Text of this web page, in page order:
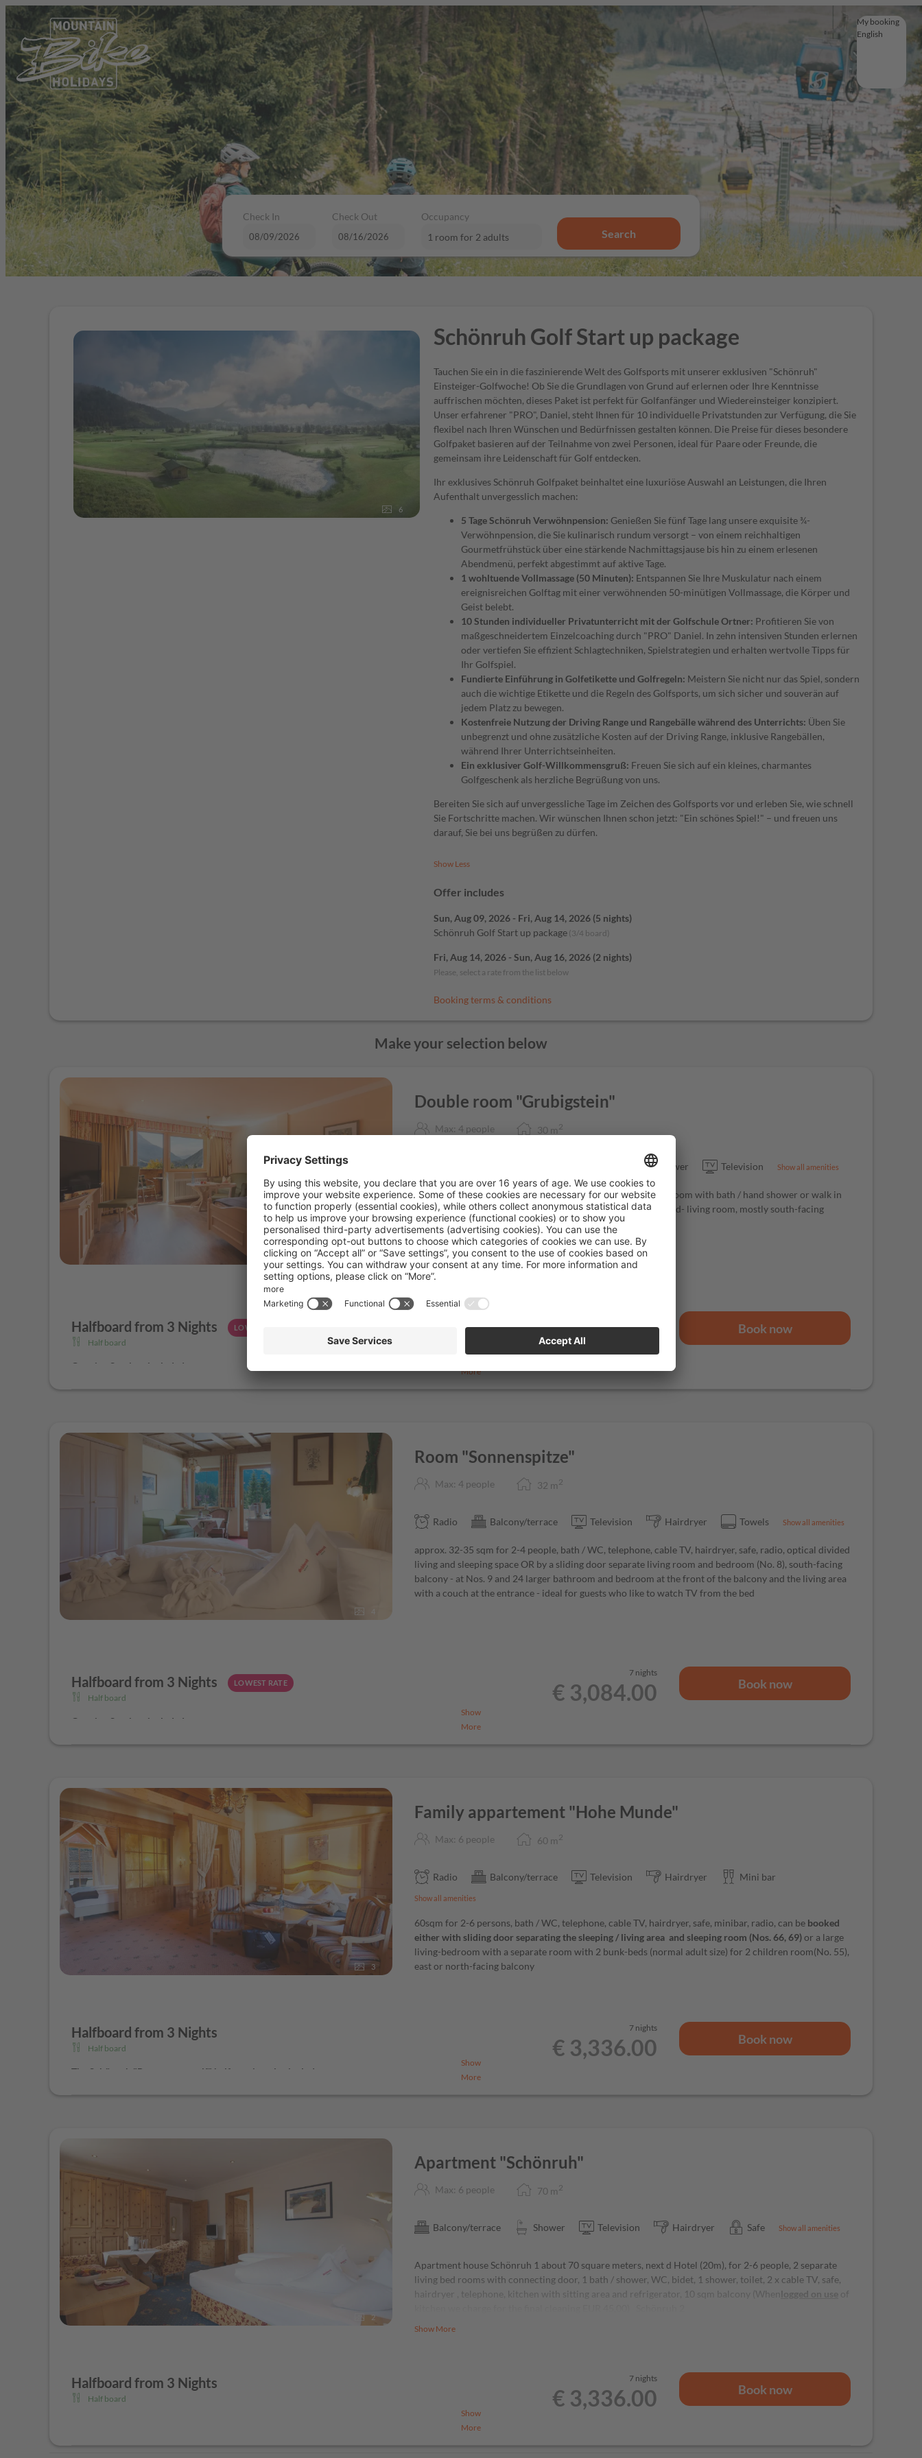
Check In Check Out Occupancy
1 room for 2 adults Search
My booking
English
6
Schönruh Golf Start up package
Tauchen Sie ein in die faszinierende Welt des Golfsports mit unserer exklusiven "Schönruh"
Einsteiger-Golfwoche! Ob Sie die Grundlagen von Grund auf erlernen oder Ihre Kenntnisse
auffrischen möchten, dieses Paket ist perfekt für Golfanfänger und Wiedereinsteiger konzipiert.
Unser erfahrener "PRO", Daniel, steht Ihnen für 10 individuelle Privatstunden zur Verfügung, die Sie
flexibel nach Ihren Wünschen und Bedürfnissen gestalten können. Die Preise für dieses besondere
Golfpaket basieren auf der Teilnahme von zwei Personen, ideal für Paare oder Freunde, die
gemeinsam ihre Leidenschaft für Golf entdecken.
Ihr exklusives Schönruh Golfpaket beinhaltet eine luxuriöse Auswahl an Leistungen, die Ihren
Aufenthalt unvergesslich machen:
5 Tage Schönruh Verwöhnpension: Genießen Sie fünf Tage lang unsere exquisite ¾-
Verwöhnpension, die Sie kulinarisch rundum versorgt – von einem reichhaltigen
Gourmetfrühstück über eine stärkende Nachmittagsjause bis hin zu einem erlesenen
Abendmenü, perfekt abgestimmt auf aktive Tage.
1 wohltuende Vollmassage (50 Minuten): Entspannen Sie Ihre Muskulatur nach einem
ereignisreichen Golftag mit einer verwöhnenden 50-minütigen Vollmassage, die Körper und
Geist belebt.
10 Stunden individueller Privatunterricht mit der Golfschule Ortner: Profitieren Sie von
maßgeschneidertem Einzelcoaching durch "PRO" Daniel. In zehn intensiven Stunden erlernen
oder vertiefen Sie effizient Schlagtechniken, Spielstrategien und erhalten wertvolle Tipps für
Ihr Golfspiel.
Fundierte Einführung in Golfetikette und Golfregeln: Meistern Sie nicht nur das Spiel, sondern
auch die wichtige Etikette und die Regeln des Golfsports, um sich sicher und souverän auf
jedem Platz zu bewegen.
Kostenfreie Nutzung der Driving Range und Rangebälle während des Unterrichts: Üben Sie
unbegrenzt und ohne zusätzliche Kosten auf der Driving Range, inklusive Rangebällen,
während Ihrer Unterrichtseinheiten.
Ein exklusiver Golf-Willkommensgruß: Freuen Sie sich auf ein kleines, charmantes
Golfgeschenk als herzliche Begrüßung von uns.
Bereiten Sie sich auf unvergessliche Tage im Zeichen des Golfsports vor und erleben Sie, wie schnell
Sie Fortschritte machen. Wir wünschen Ihnen schon jetzt: "Ein schönes Spiel!" – und freuen uns
darauf, Sie bei uns begrüßen zu dürfen.
Show Less
Offer includes
Sun, Aug 09, 2026 - Fri, Aug 14, 2026 (5 nights)
Schönruh Golf Start up package (3/4 board)
Fri, Aug 14, 2026 - Sun, Aug 16, 2026 (2 nights)
Please, select a rate from the list below
Booking terms & conditions
Make your selection below
3
Double room "Grubigstein"
Max: 4 people 30 m2
Shower Television Show all amenities
about 33 sqm for 2-4 people, mostly with a modernized bathroom with bath / hand shower or walk in
shower and WC, hairdryer, telephone, cable TV, safe, radio, bed- living room, mostly south-facing
balcony
Halfboard from 3 Nights LOWEST RATE
Half board
Catering Services included
Schönruh Breakfast Buffet: Tyrolean bread, crispy rolls, whole grain and sweet pastries,
Flock mill, hot egg dishes, crispy bacon, etc.
Daily afternoon meals with homemade Strudels,
custard, cakes, soup pot, Tyrolean
Brettljause, warm and cold dish of the day"
5 course evening menu with 3 main dishes to choose from
Delicious vegetarian menus.
On request, diet foods, lactose free or the gluten-free diet
Daily cheese buffet
Weekly gala dinner on Sunday
Show
More
€ 3,084.00 Book now
4
Room "Sonnenspitze"
Max: 4 people 32 m 2
Radio Balcony/terrace Television Hairdryer Towels Show all amenities
approx. 32-35 sqm for 2-4 people, bath / WC, telephone, cable TV, hairdryer, safe, radio, optical divided
living and sleeping space OR by a sliding door separate living room and bedroom (No. 8), south-facing
balcony - at Nos. 9 and 24 larger bathroom and bedroom at the front of the balcony and the living area
with a couch at the entrance - ideal for guests who like to watch TV from the bed
Halfboard from 3 Nights LOWEST RATE
Half board
Catering Services included
Schönruh Breakfast Buffet: Tyrolean bread, crispy rolls, whole grain and sweet pastries,
Flock mill, hot egg dishes, crispy bacon, etc.
Daily afternoon meals with fragrant swirls and custard, cakes, soup pot.
Bircher muesli, cereals, yogurt and fruit: for snack "light"
5 course evening menu with 3 main dishes to choose from
Delicious vegetarian and athletes menus.
On request, diet foods, lactose free or the
gluten-free diet
Daily fresh salad and raw vegetable buffet and cheese buffet
Weekly gala dinner on Sunday
Weekly buffet dinner with regional specialties
Show
More
7 nights
€ 3,084.00 Book now
3
Family appartement "Hohe Munde"
Max: 6 people 60 m 2
Radio Balcony/terrace Television Hairdryer Mini bar
Show all amenities
60sqm for 2-6 persons, bath / WC, telephone, cable TV, hairdryer, safe, minibar, radio, can be booked
either with sliding door separating the sleeping / living area and sleeping room (Nos. 66, 69)or a large
living-bedroom with a separate room with 2 bunk-beds (normal adult size) for 2 children room(No. 55),
east or north-facing balcony
Halfboard from 3 Nights
Half board
The Schönruh "Pamper yourself" half pension plus includes
Schönruh Breakfast Buffet: Tyrolean bread, crispy rolls, whole grain and sweet pastries,
crispy bacon, etc.
Daily afternoon buffet with cakes and strudels, soup pot and daily dishes of the day (warm
5 course evening menu with 3 main dishes to choose from - one is always vegetarian and
on request also vegan if you wish
On request, diet foods, lactose free or the gluten-free diet
Cheese buffet
Weekly gala dinner on Sunday
Show
More
7 nights
€ 3,336.00 Book now
2
Apartment "Schönruh"
Max: 6 people 70 m 2
Balcony/terrace Shower Television Hairdryer Safe Show all amenities
Apartment house Schönruh 1 about 70 square meters, next d Hotel (20m), for 2-6 people, 2 separate
living bed rooms with connecting door, 1 bath / shower, WC, bidet, 1 shower, toilet, 2 x cable TV, safe,
hairdryer , telephone, kitchen with sitting area and refrigerator, 10 sqm balcony (When logged on use
of
the same as Schönruh 1 but 1 living-bedroom 40 sqm and 20 sqm 1 bedroom, 1 bath / shower, toilet,
Show More
Halfboard from 3 Nights
Half board
he Schönruh "Pamper yourself" half pension plus includes
Show
More
7 nights
€ 3,336.00 Book now